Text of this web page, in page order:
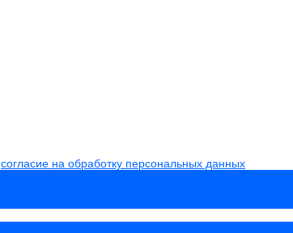
согласие на обработку персональных данных